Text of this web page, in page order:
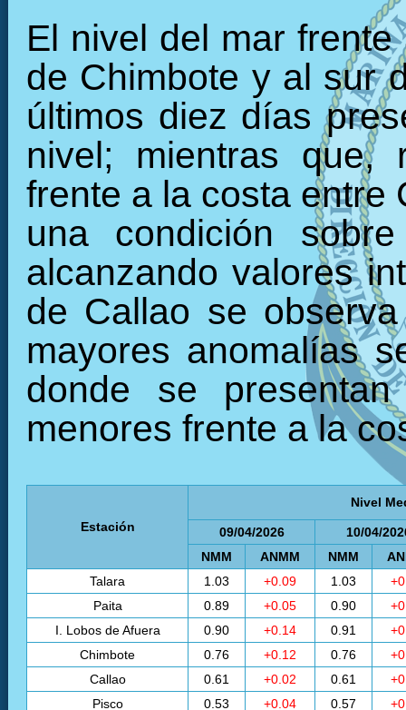
El nivel del mar
de Chimbote y al sur
últimos diez días
nivel; mientras que,
frente a la costa entre
una condición
alcanzando valores
de Callao se
mayores anomalías
donde se
menores frente a la
Estación
Nivel
09/04/2026
10/04/
NMM
ANMM NMM
Talara
1.03 +0.09 1.03
Paita
0.89 +0.05 0.90
I. Lobos de Afuera
0.90 +0.14 0.91
Chimbote
0.76 +0.12 0.76
Callao
0.61 +0.02 0.61
Pisco
0.53 +0.04 0.57